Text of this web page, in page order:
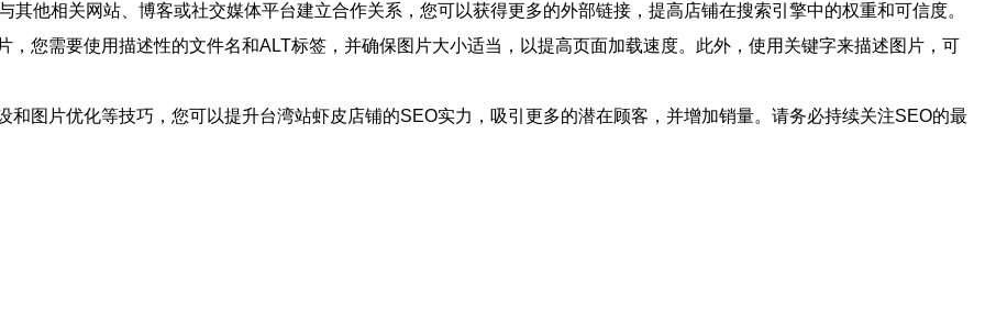
他相关网站、博客或社交媒体平台建立合作关系，您可以获得更多的外部链接，提高店铺在搜索引擎中的权重和可信度。
您需要使用描述性的文件名和ALT标签，并确保图片大小适当，以提高页面加载速度。此外，使用关键字来描述图片，可
图片优化等技巧，您可以提升台湾站虾皮店铺的SEO实力，吸引更多的潜在顾客，并增加销量。请务必持续关注SEO的最